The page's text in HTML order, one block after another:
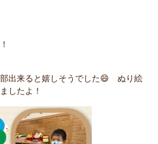
出来ると嬉しそうでした😄 ぬり絵
したよ！